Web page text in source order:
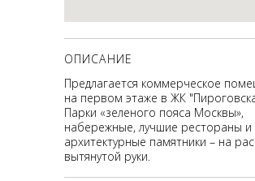
ОПИСАНИЕ
Предлагается коммерческое
на первом этаже в ЖК
Парки «зеленого пояса Москвы»,
набережные, лучшие рестораны и
архитектурные памятники – на
вытянутой руки.